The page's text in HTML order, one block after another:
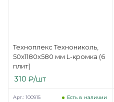
Техноплекс Технониколь,
50x1180x580 мм L-кромка (6
плит)
310 ₽/шт
Есть в наличии
Арт.: 100915